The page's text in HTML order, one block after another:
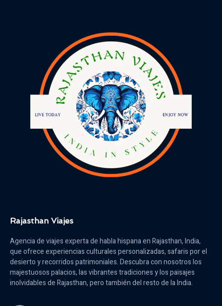
Rajasthan Viajes
Agencia de viajes experta de habla hispana en Rajasthan, India,
que ofrece experiencias culturales personalizadas, safaris por el
desierto y recorridos patrimoniales. Descubra con nosotros los
majestuosos palacios, las vibrantes tradiciones y los paisajes
inolvidables de Rajasthan, pero también del resto de la India.